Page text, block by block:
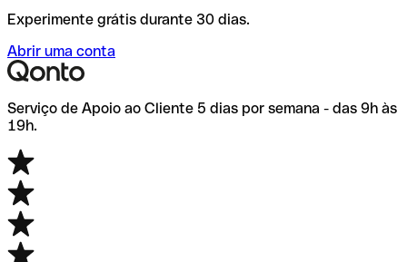
Experimente grátis durante 30 dias.
Abrir uma conta
Serviço de Apoio ao Cliente 5 dias por semana - das 9h às
19h.